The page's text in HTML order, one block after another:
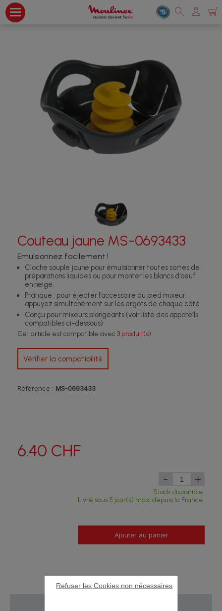
Couteau jaune MS-0693433
Emulsionnez facilement !
Cloche souple jaune pour émulsionner toutes sortes de
préparations liquides ou pour monter les blancs d'oeuf
en neige.
Pratique : pour éjecter l'accessoire du pied mixeur,
appuyez simultanément sur les ergots de chaque côté.
Conçu pour mixeurs plongeants (voir liste des appareils
compatibles ci-dessous)
Cet article est compatible avec 3 produit(s)
Vérifier la compatibilité
Référence : MS-0693433
6.40 CHF
- +
Stock disponible.
Livré sous 5 jour(s) maxi depuis la France.
Ajouter au panier
Refuser les Cookies non nécessaires